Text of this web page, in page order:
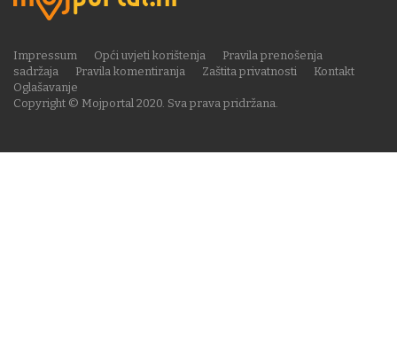
Copyright © Mojportal 2020. Sva prava pridržana.
Impressum Opći uvjeti korištenja
Pravila prenošenja
sadržaja
Pravila komentiranja Zaštita privatnosti
Kontakt
Oglašavanje